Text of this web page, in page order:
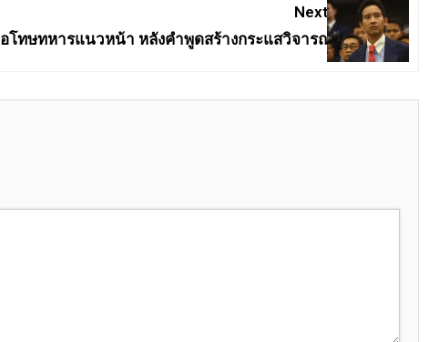
Next:
โทษทหารแนวหน้า หลังคำพูดสร้างกระแสวิจารณ์